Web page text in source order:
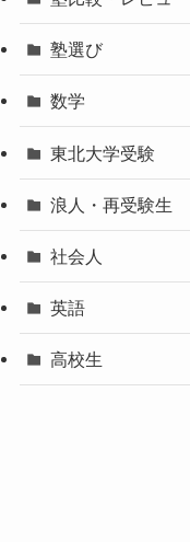
塾選び
数学
東北大学受験
浪人・再受験生
社会人
英語
高校生